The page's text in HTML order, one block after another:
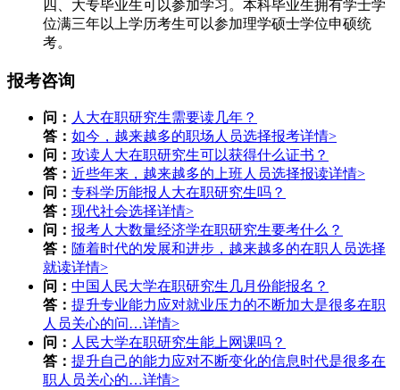
四、大专毕业生可以参加学习。本科毕业生拥有学士学
位满三年以上学历考生可以参加理学硕士学位申硕统
考。
报考咨询
问： 人大在职研究生需要读几年？
答： 如今，越来越多的职场人员选择报考详情>
问： 攻读人大在职研究生可以获得什么证书？
答： 近些年来，越来越多的上班人员选择报读详情>
问： 专科学历能报人大在职研究生吗？
答： 现代社会选择详情>
问： 报考人大数量经济学在职研究生要考什么？
答： 随着时代的发展和进步，越来越多的在职人员选择
就读详情>
问： 中国人民大学在职研究生几月份能报名？
答： 提升专业能力应对就业压力的不断加大是很多在职
人员关心的问…详情>
问： 人民大学在职研究生能上网课吗？
答： 提升自己的能力应对不断变化的信息时代是很多在
职人员关心的…详情>